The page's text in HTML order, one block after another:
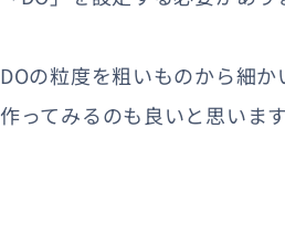
DOの粒度を粗いものから細
作ってみるのも良いと思います